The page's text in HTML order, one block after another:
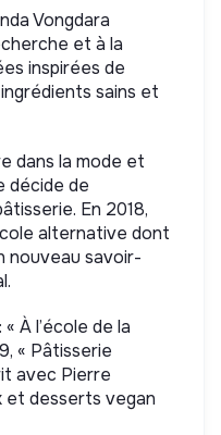
Vongdara
et à la
inspirées de
sains et
dans la mode et
décide de
En 2018,
alternative dont
nouveau savoir-
À l’école de la
« Pâtisserie
avec Pierre
et desserts vegan